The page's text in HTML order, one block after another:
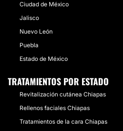
Ciudad de México
Jalisco
Nuevo León
Puebla
Estado de México
TRATAMIENTOS POR ESTADO
Revitalización cutánea Chiapas
Rellenos faciales Chiapas
Tratamientos de la cara Chiapas